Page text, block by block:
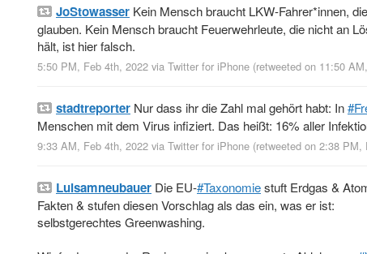
JoStowasser Kein Mensch braucht LKW-Fahrer*innen,
glauben. Kein Mensch braucht Feuerwehrleute, die nicht an
hält, ist hier falsch.
5:50 PM, Feb 4th, 2022 via Twitter for iPhone (retweeted on 11:50
stadtreporter Nur dass ihr die Zahl mal gehört habt: In
Menschen mit dem Virus infiziert. Das heißt: 16% aller
9:33 AM, Feb 4th, 2022 via Twitter for iPhone (retweeted on 2:38 PM,
Luisamneubauer Die EU-#Taxonomiestuft Erdgas &
Fakten & stufen diesen Vorschlag als das ein, was er ist:
selbstgerechtes Greenwashing.